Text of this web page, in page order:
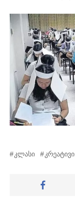
კლასი კრეატივი